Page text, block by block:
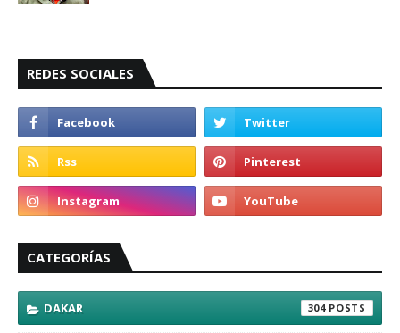
REDES SOCIALES
CATEGORÍAS
DAKAR 304